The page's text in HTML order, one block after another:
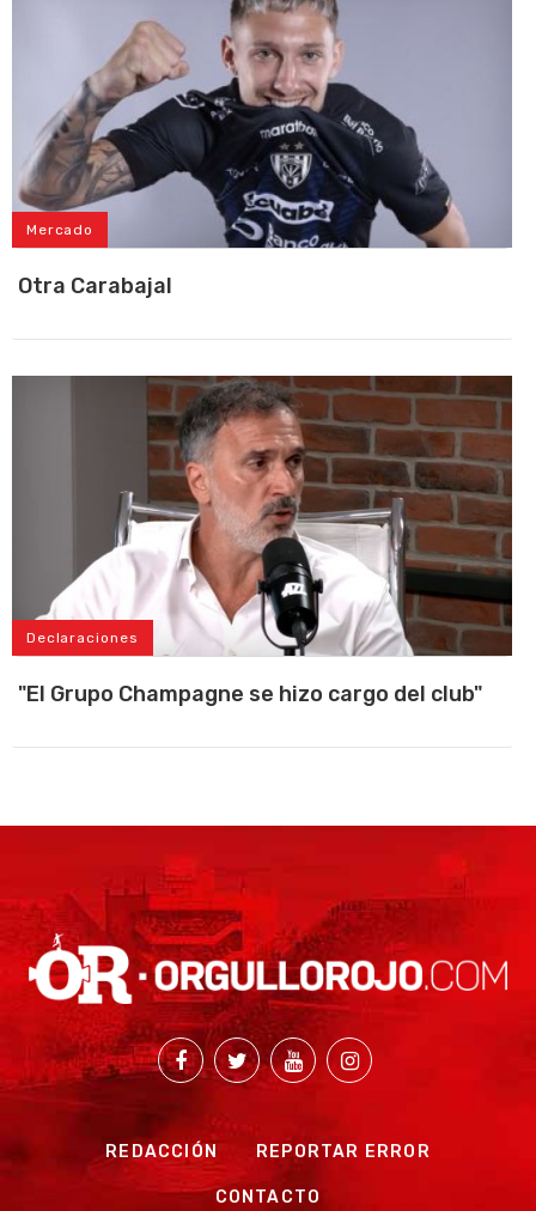
Mercado
Otra Carabajal
Declaraciones
"El Grupo Champagne se hizo cargo del club"
REDACCIÓN REPORTAR ERROR
CONTACTO